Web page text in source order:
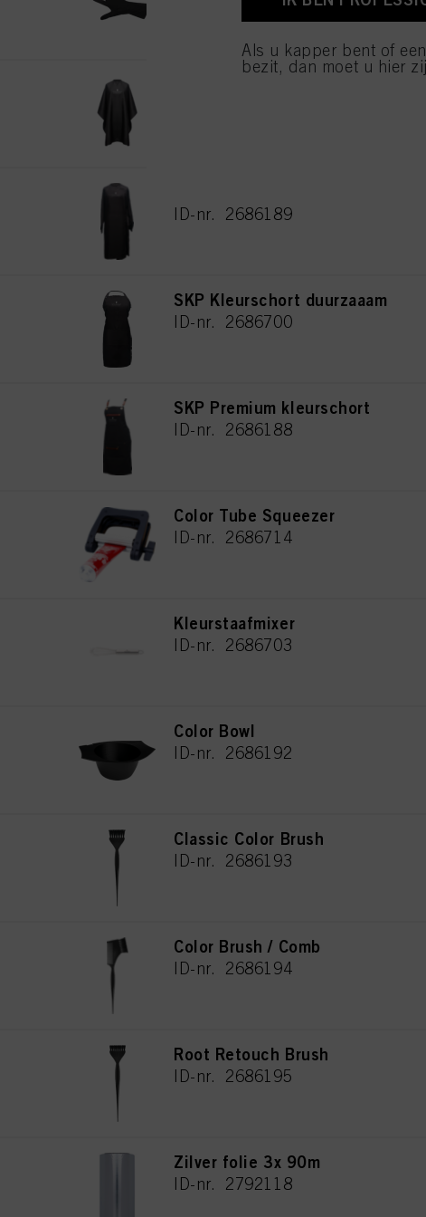
ID-nr. 2686189
SKP Kleurschort duurzaaam
ID-nr. 2686700
SKP Premium kleurschort
ID-nr. 2686188
Color Tube Squeezer
ID-nr. 2686714
Kleurstaafmixer
ID-nr. 2686703
Color Bowl
ID-nr. 2686192
Classic Color Brush
ID-nr. 2686193
Color Brush / Comb
ID-nr. 2686194
Root Retouch Brush
ID-nr. 2686195
Zilver folie 3x 90m
ID-nr. 2792118
Als u kapper bent of
bezit, dan moet u hier
alleen cookies gebruikt die